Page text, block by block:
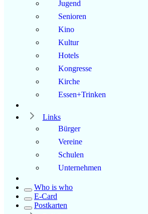
Jugend
Senioren
Kino
Kultur
Hotels
Kongresse
Kirche
Essen+Trinken
Links
Bürger
Vereine
Schulen
Unternehmen
Who is who
E-Card
Postkarten